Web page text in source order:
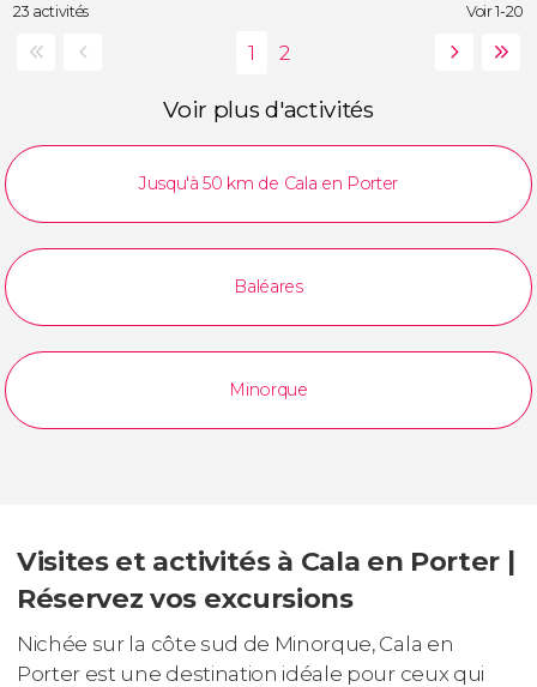
23 activités Voir 1-20
Voir plus d'activités
Jusqu'à 50 km de Cala en Porter
Baléares
Minorque
Visites et activités à Cala en Porter |
Réservez vos excursions
Nichée sur la côte sud de Minorque, Cala en
Porter est une destination idéale pour ceux qui